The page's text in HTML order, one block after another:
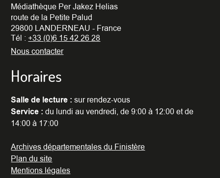
Médiathèque Per Jakez Helias
route de la Petite Palud
29800 LANDERNEAU - France
Tél :+33 (0)6 15 42 26 28
Nous contacter
Horaires
Salle de lecture : sur rendez-vous
Service : du lundi au vendredi, de 9:00 à 12:00 et de
14:00 à 17:00
Archives départementales du Finistère
Plan du site
Mentions légales